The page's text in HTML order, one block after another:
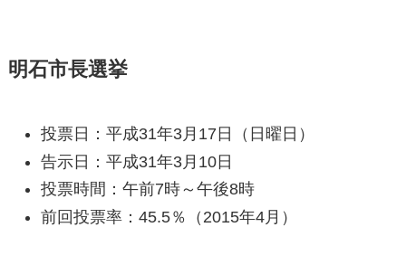
明石市長選挙
投票日：平成31年3月 17 日（ 日曜日 ）
告示日：平成31年3月10日
投票時間：午前7時～午後8時
前回投票率：45.5％（2015年4月）